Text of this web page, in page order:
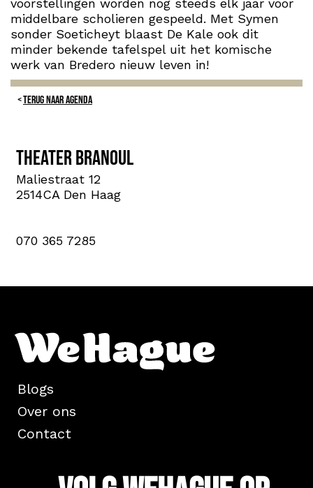
voorstellingen worden nog steeds elk jaar voor
middelbare scholieren gespeeld. Met Symen
sonder Soeticheyt blaast De Kale ook dit
minder bekende tafelspel uit het komische
werk van Bredero nieuw leven in!
TERUG NAAR AGENDA
Theater Branoul
Maliestraat 12
2514CA Den Haag
070 365 7285
Blogs
Over ons
Contact